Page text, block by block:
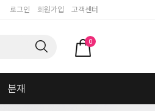
로그인 회원가입 고객센터
0
분재